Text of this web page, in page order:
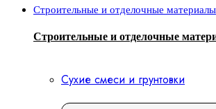
Строительные и отделочные материалы
Строительные и отделочные
Сухие смеси и грунтовки